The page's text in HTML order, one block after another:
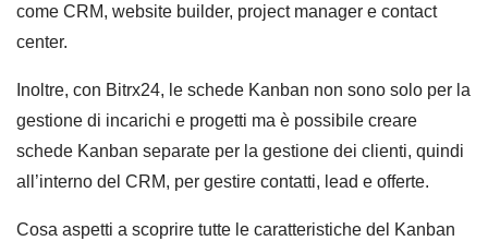
come CRM, website builder, project manager e contact
center.
Inoltre, con Bitrx24, le schede Kanban non sono solo per la
gestione di incarichi e progetti ma è possibile creare
schede Kanban separate per la gestione dei clienti, quindi
all’interno del CRM, per gestire contatti, lead e offerte.
Cosa aspetti a scoprire tutte le caratteristiche del Kanban